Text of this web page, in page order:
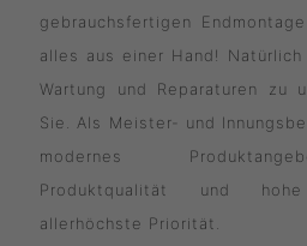
gebrauchsfertigen
alles aus einer Hand!
Wartung und Reparaturen zu
Sie. Als Meister- und
modernes
Produktqualität und hohe
allerhöchste Priorität.